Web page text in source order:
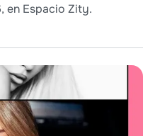
en Espacio Zity.